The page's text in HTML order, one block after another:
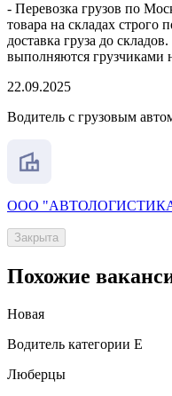
- Перевозка грузов по
товара на складах строго
доставка груза до
выполняются грузчиками
22.09.2025
Водитель с грузовым
ООО
Закрыта
Похожие
Новая
Водитель категории Е
Люберцы